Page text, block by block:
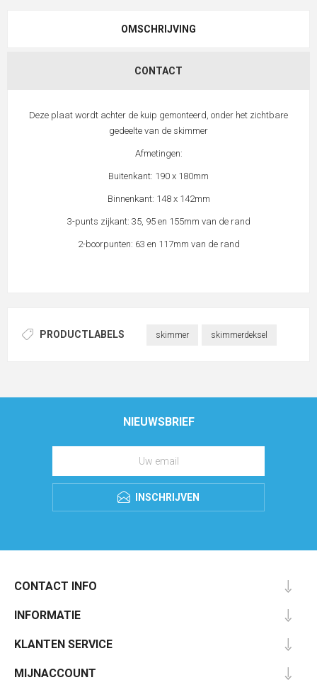
OMSCHRIJVING
CONTACT
Deze plaat wordt achter de kuip gemonteerd, onder het zichtbare
gedeelte van de skimmer
Afmetingen:
Buitenkant: 190 x 180mm
Binnenkant: 148 x 142mm
3-punts zijkant: 35, 95 en 155mm van de rand
2-boorpunten: 63 en 117mm van de rand
PRODUCTLABELS skimmer skimmerdeksel
NIEUWSBRIEF
INSCHRIJVEN
CONTACT INFO
INFORMATIE
KLANTEN SERVICE
MIJNACCOUNT